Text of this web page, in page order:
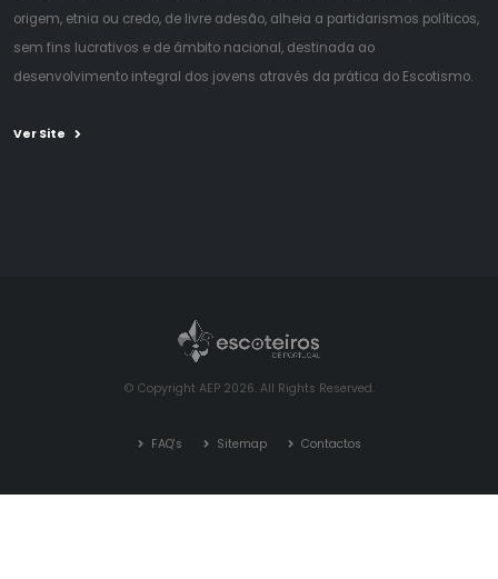
origem, etnia ou credo, de livre adesão, alheia a partidarismos políticos,
sem fins lucrativos e de âmbito nacional, destinada ao
desenvolvimento integral dos jovens através da prática do Escotismo.
Ver Site
© Copyright AEP 2026. All Rights Reserved.
FAQ's Sitemap Contactos